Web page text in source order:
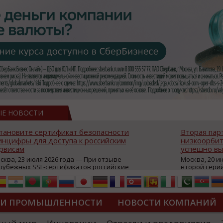
НОВОСТИ
сертификат безопасности
для доступа к российским
23 июля 2026 года — При отзыве
SSL-сертификатов российские
могут некорректно открываться в
браузерах (Google Chrome,
Edge и др.), а соединение с сервисами
ресурсы уже сообщили о
недоступности и ошибках при
из-за отзывов сертификатов
Вторая
успешно
Москва, 20
второй
аппаратов,
масштабной
интернет с
из
«Экономика
ПРОМЫШЛЕННОСТИ НОВОСТИ КОМПАНИЙ